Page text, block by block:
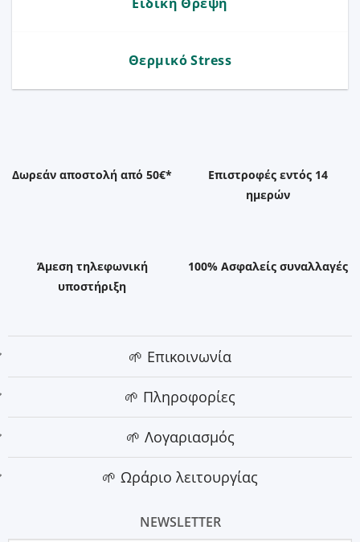
Θερμικό Stress
Δωρεάν αποστολή από 50€*
Επιστροφές εντός 14
ημερών
Άμεση τηλεφωνική
υποστήριξη
100% Ασφαλείς συναλλαγές
🌱 Επικοινωνία
🌱 Πληροφορίες
🌱 Λογαριασμός
🌱 Ωράριο λειτουργίας
NEWSLETTER